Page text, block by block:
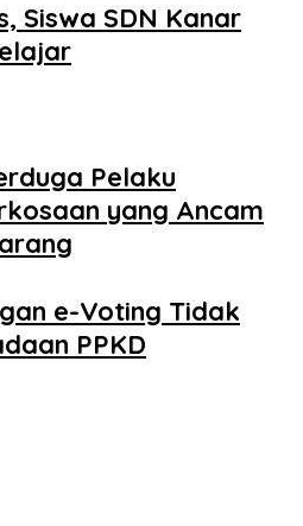
Siswa SDN Kanar
Pelaku
yang Ancam
e-Voting Tidak
PPKD